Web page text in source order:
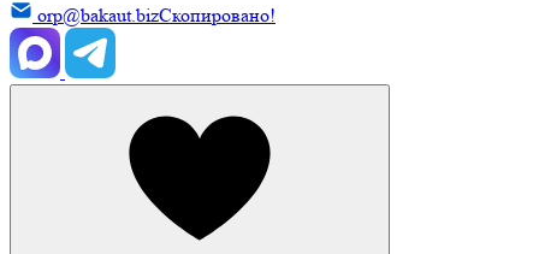
orp@bakaut.bizСкопировано!